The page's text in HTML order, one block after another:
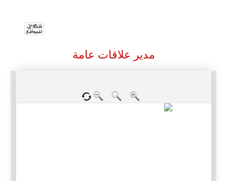
مدير علاقات عامة